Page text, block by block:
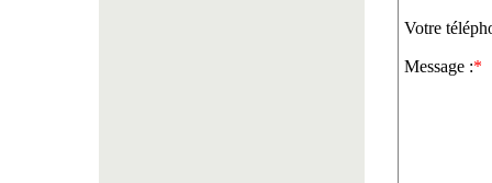
Votre
Message :*